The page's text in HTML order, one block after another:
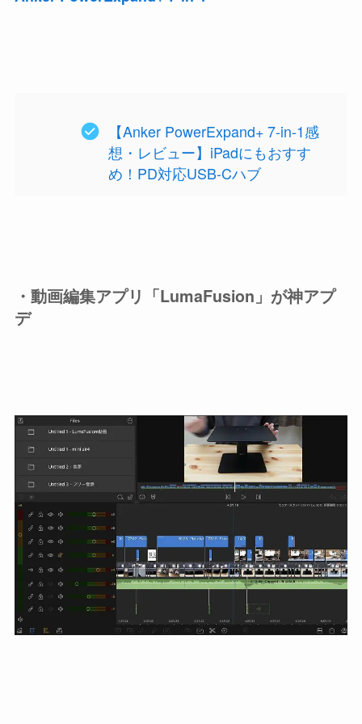
【Anker PowerExpand+ 7-in-1感
想・レビュー】iPadにもおすす
め！PD対応USB-Cハブ
・動画編集アプリ「LumaFusion」が神アプ
デ